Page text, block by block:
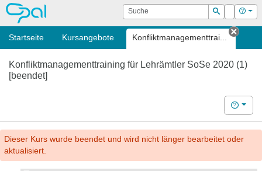
OPAL Suche
Suchen
Login Hilfe
Startseite Kursangebote Konfliktmanagementtrai...
Tab
Konfliktmanagementtraining für Lehrämtler SoSe 2020 (1)
[beendet]
Hilfe
Dieser Kurs wurde beendet und wird nicht länger bearbeitet oder
aktualisiert.